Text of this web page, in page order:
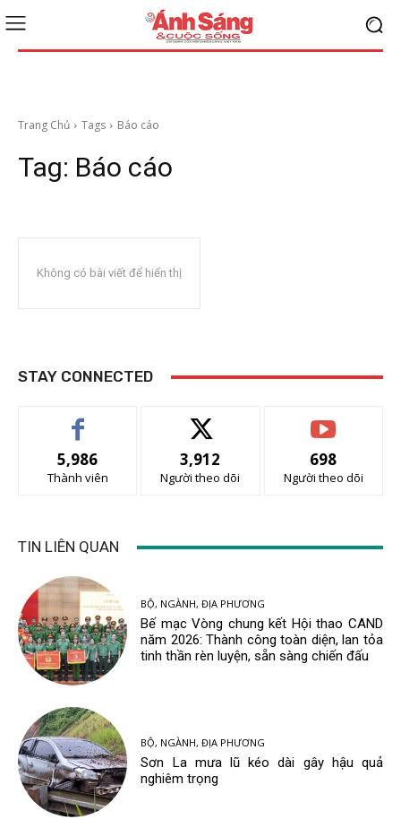
Trang Chủ Tags Báo cáo
Tag: Báo cáo
Không có bài viết để hiển thị
STAY CONNECTED
5,986
Thành viên
3,912
Người theo dõi
698
Người theo dõi
TIN LIÊN QUAN
BỘ, NGÀNH, ĐỊA PHƯƠNG
Bế mạc Vòng chung kết Hội thao CAND
năm 2026: Thành công toàn diện, lan tỏa
tinh thần rèn luyện, sẵn sàng chiến đấu
BỘ, NGÀNH, ĐỊA PHƯƠNG
Sơn La mưa lũ kéo dài gây hậu quả
nghiêm trọng